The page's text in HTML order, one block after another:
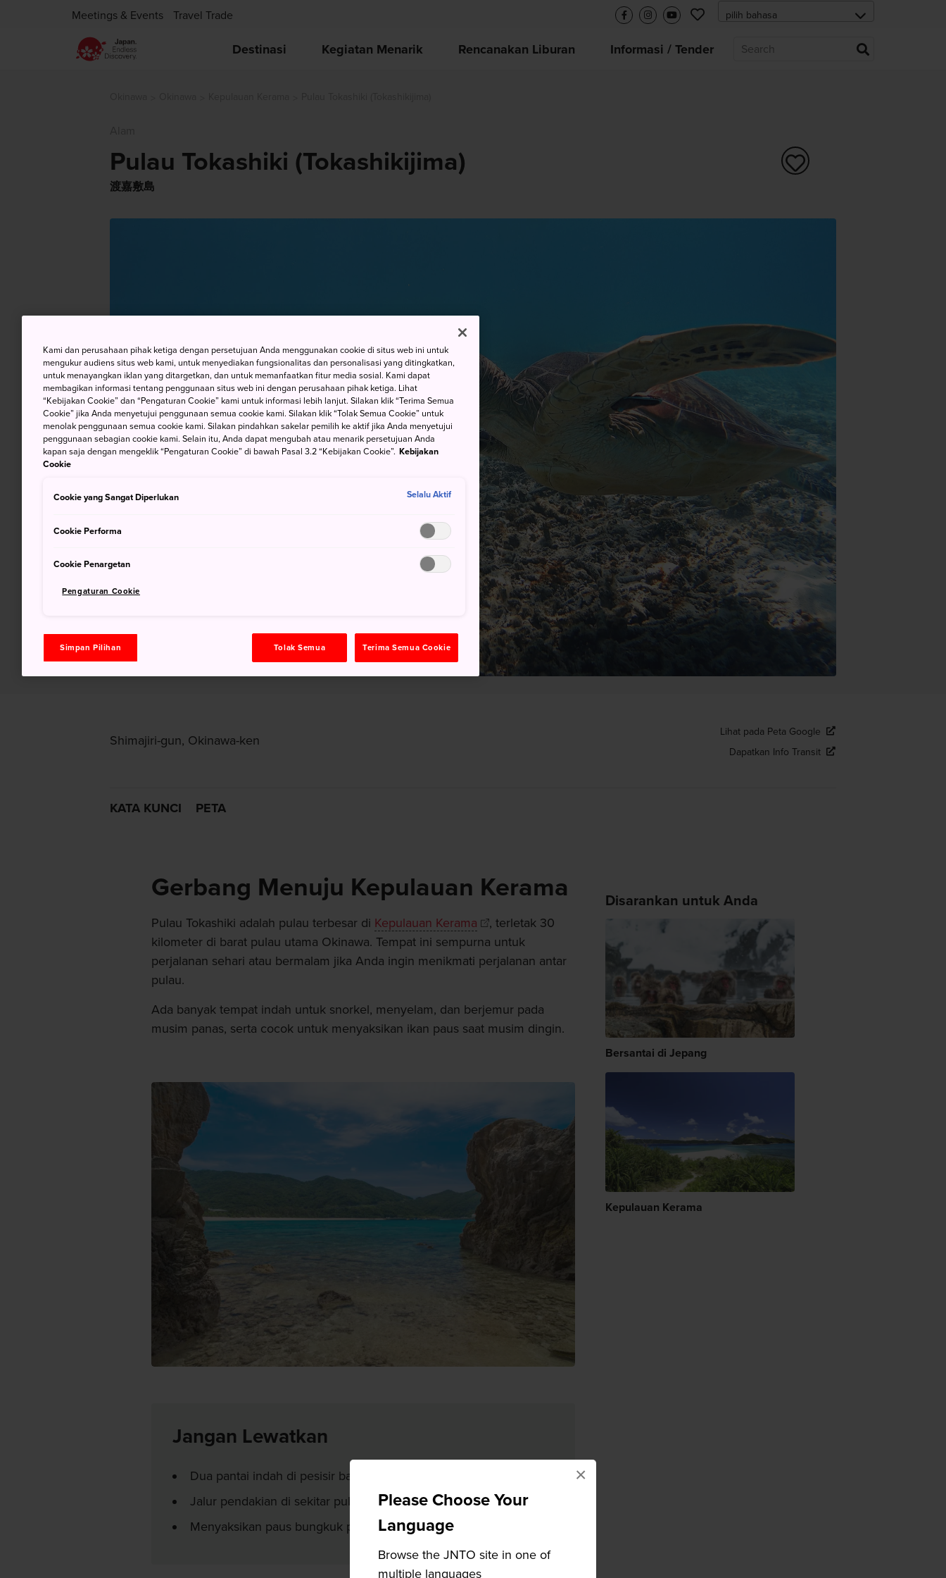
Please Choose Your
Language
Browse the JNTO site in one of
multiple languages
×
Meetings & Events Travel Trade
Destinasi Kegiatan Menarik Rencanakan Liburan Informasi / Tender
Pulau Tokashiki (Tokashikijima)
渡嘉敷島
Shimajiri-gun, Okinawa-ken
Lihat pada Peta Google
Dapatkan Info Transit
KATA KUNCI PETA
Gerbang Menuju Kepulauan Kerama
Pulau Tokashiki adalah pulau terbesar di Kepulauan Kerama
, terletak 30
kilometer di barat pulau utama Okinawa. Tempat ini sempurna untuk
perjalanan sehari atau bermalam jika Anda ingin menikmati perjalanan antar
pulau.
Ada banyak tempat indah untuk snorkel, menyelam, dan berjemur pada
musim panas, serta cocok untuk menyaksikan ikan paus saat musim dingin.
Jangan Lewatkan
Dua pantai indah di pesisir barat
Jalur pendakian di sekitar pulau yang belum terjamah
Menyaksikan paus bungkuk pada musim dingin
Disarankan untuk Anda
Bersantai di Jepang
Kepulauan Kerama
Kami dan perusahaan pihak ketiga dengan persetujuan Anda menggunakan cookie di situs web ini untuk
mengukur audiens situs web kami, untuk menyediakan fungsionalitas dan personalisasi yang ditingkatkan,
untuk menayangkan iklan yang ditargetkan, dan untuk memanfaatkan fitur media sosial. Kami dapat
membagikan informasi tentang penggunaan situs web ini dengan perusahaan pihak ketiga. Lihat
“Kebijakan Cookie” dan “Pengaturan Cookie” kami untuk informasi lebih lanjut. Silakan klik “Terima Semua
Cookie” jika Anda menyetujui penggunaan semua cookie kami. Silakan klik “Tolak Semua Cookie” untuk
menolak penggunaan semua cookie kami. Silakan pindahkan sakelar pemilih ke aktif jika Anda menyetujui
penggunaan sebagian cookie kami. Selain itu, Anda dapat mengubah atau menarik persetujuan Anda
kapan saja dengan mengeklik “Pengaturan Cookie” di bawah Pasal 3.2 “Kebijakan Cookie”. Kebijakan
Cookie
Cookie yang Sangat Diperlukan Selalu Aktif
Cookie Performa
Cookie Penargetan
Pengaturan Cookie
Simpan Pilihan Tolak Semua Terima Semua Cookie